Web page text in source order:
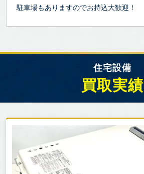
駐車場もありますのでお持込大歓迎！
住宅設備
買取実績